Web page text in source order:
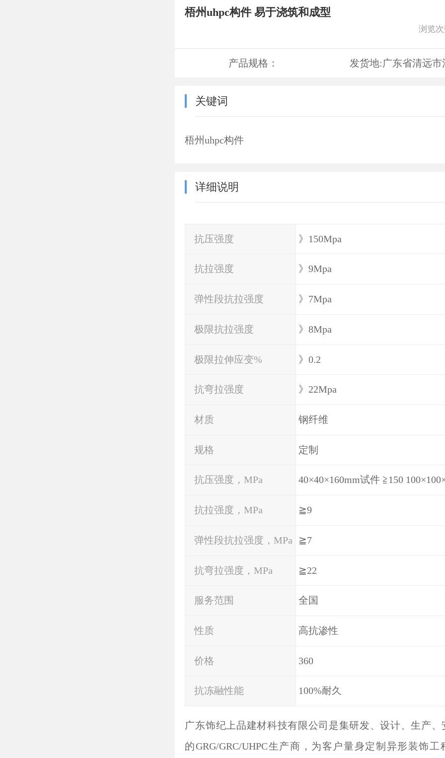
梧州uhpc构件 易于浇筑和成型
浏览次
产品规格： 发货地:广东省清远市
关键词
梧州uhpc构件
详细说明
抗压强度 》150Mpa
抗拉强度 》9Mpa
弹性段抗拉强度 》7Mpa
极限抗拉强度 》8Mpa
极限拉伸应变% 》0.2
抗弯拉强度 》22Mpa
材质 钢纤维
规格 定制
抗压强度，MPa
抗拉强度，MPa ≧9
弹性段抗拉强度，MPa ≧7
抗弯拉强度，MPa ≧22
服务范围 全国
性质 高抗渗性
价格 360
抗冻融性能 100%耐久
广东饰纪上品建材科技有限公司是集研发、设计、生产、
的GRG/GRC/UHPC生产商，为客户量身定制异形装饰工